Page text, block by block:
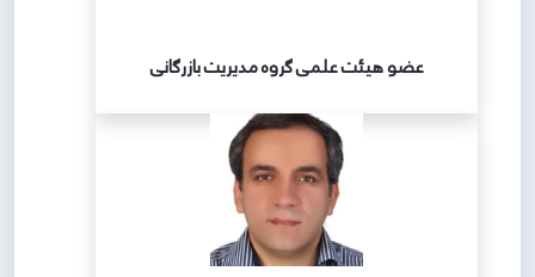
عضو هیئت علمی گروه مدیریت بازرگانی